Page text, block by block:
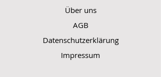
Über uns
AGB
Datenschutzerklärung
Impressum